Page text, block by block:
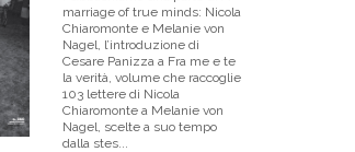
marriage of true minds: Nicola
Chiaromonte e Melanie von
Nagel, l’introduzione di
Cesare Panizza a Fra me e te
la verità, volume che raccoglie
103 lettere di Nicola
Chiaromonte a Melanie von
Nagel, scelte a suo tempo
dalla stes...